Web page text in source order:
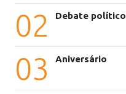
02 Debate político
03 Aniversário